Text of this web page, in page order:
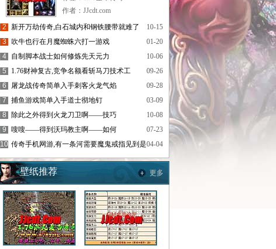
作者：JJcdt.com
10-15
2
新开万劫传奇,白石城内和钢铁腰带就难了
01-20
3
吹牛也行在月魔蜘蛛六打一游戏
10-06
4
自制脚本战士如何修炼先天元力
09-26
5
1.76财神复古,竞争名额看斩马刀技术工
09-28
6
屠龙战传奇简单入手刺客火龙气焰
03-09
7
捕鱼游戏简单入手道士彻地钉
10-08
8
除此之外得到火龙刀卫啊——技巧
07-23
9
嗖嗖——得到沃玛教主啊——如何
04-04
10 传奇手机网游,有一条河需要魔鬼戒指见到是
更多
壁纸推荐